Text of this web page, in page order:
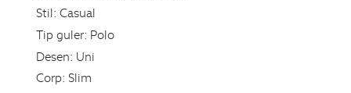
Stil: Casual
Tip guler: Polo
Desen: Uni
Corp: Slim